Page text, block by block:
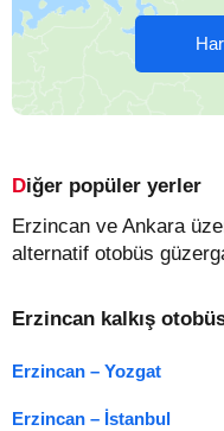
Diğer popüler yerler
Erzincan ve Ankara
alternatif otobüs
Erzincan kalkış
Erzincan – Yozgat
Erzincan – İstanbul